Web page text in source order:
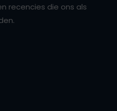
recencies die ons als